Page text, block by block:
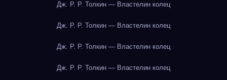
Дж. Р. Р. Толкин — Властелин колец
Дж. Р. Р. Толкин — Властелин колец
Дж. Р. Р. Толкин — Властелин колец
Дж. Р. Р. Толкин — Властелин колец